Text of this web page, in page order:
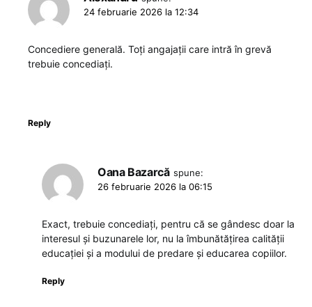
24 februarie 2026 la 12:34
Concediere generală. Toți angajații care intră în grevă
trebuie concediați.
Reply
Oana Bazarcă spune:
26 februarie 2026 la 06:15
Exact, trebuie concediați, pentru că se gândesc doar la
interesul și buzunarele lor, nu la îmbunătățirea calității
educației și a modului de predare și educarea copiilor.
Reply